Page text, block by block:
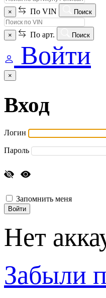
× По VIN Поиск
× По арт. Поиск
Войти
×
Вход
Логин
Пароль
Запомнить меня
Войти
Нет
Забыли